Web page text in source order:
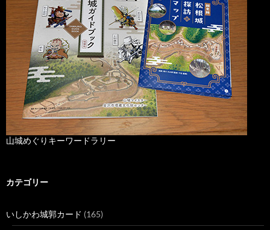
山城めぐりキーワードラリー
カテゴリー
いしかわ城郭カード (165)